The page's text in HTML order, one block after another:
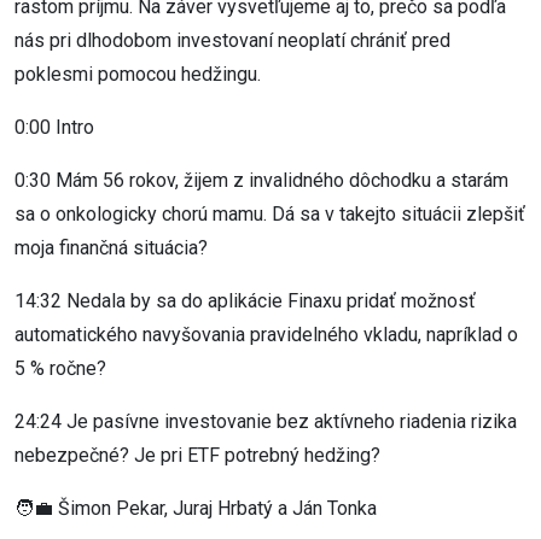
rastom príjmu. Na záver vysvetľujeme aj to, prečo sa podľa
nás pri dlhodobom investovaní neoplatí chrániť pred
poklesmi pomocou hedžingu.
0:00 Intro
0:30 Mám 56 rokov, žijem z invalidného dôchodku a starám
sa o onkologicky chorú mamu. Dá sa v takejto situácii zlepšiť
moja finančná situácia?
14:32 Nedala by sa do aplikácie Finaxu pridať možnosť
automatického navyšovania pravidelného vkladu, napríklad o
5 % ročne?
24:24 Je pasívne investovanie bez aktívneho riadenia rizika
nebezpečné? Je pri ETF potrebný hedžing?
🧑‍💼 Šimon Pekar, Juraj Hrbatý a Ján Tonka